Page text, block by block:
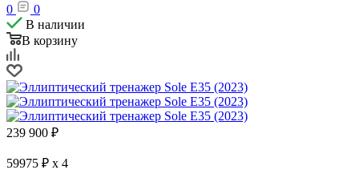
0
0
В наличии
В корзину
239 900 ₽
59975 ₽ x 4